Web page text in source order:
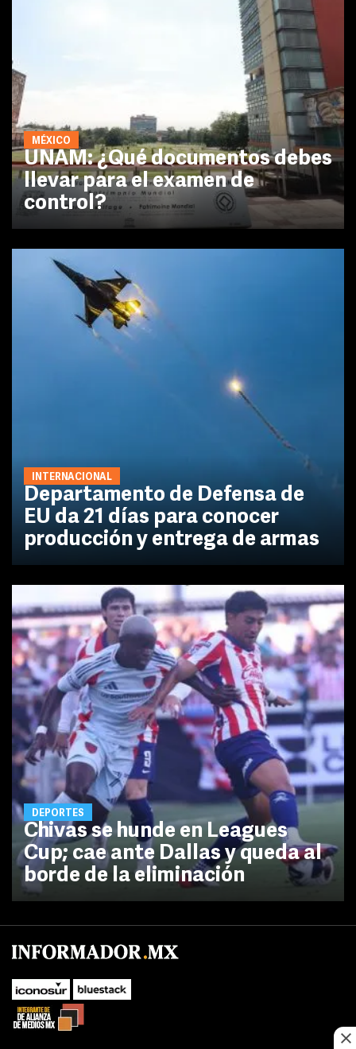
MÉXICO
UNAM: ¿Qué documentos debes
llevar para el examen de
control?
INTERNACIONAL
Departamento de Defensa de
EU da 21 días para conocer
producción y entrega de armas
DEPORTES
Chivas se hunde en Leagues
Cup; cae ante Dallas y queda al
borde de la eliminación